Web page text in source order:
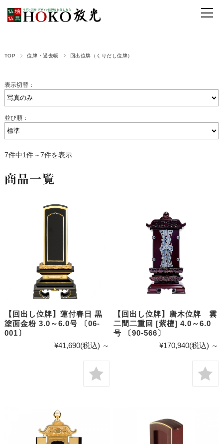
TOP 位牌・過去帳 回出位牌（くりだし位牌）
表示切替：
並び順：
7件中1件～7件を表示
商品一覧
【回出し位牌】蓮付春日 黒
塗面金粉 3.0～6.0号 〔06-
001〕
¥41,690(税込) ～
【回出し位牌】唐木位牌 雲
二間二重回 [紫檀] 4.0～6.0
号 〔90-566〕
¥170,940(税込) ～